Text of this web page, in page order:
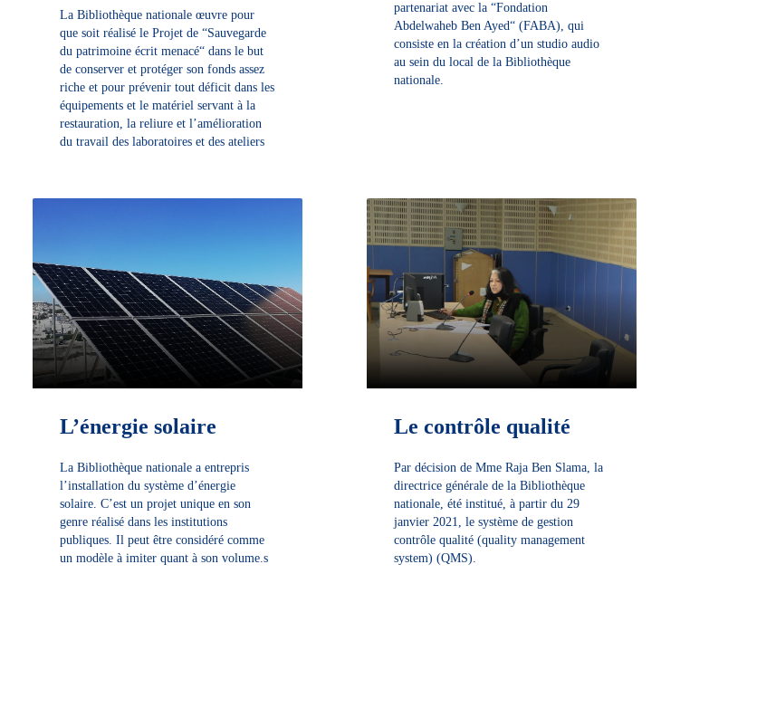
La Bibliothèque nationale œuvre pour
que soit réalisé le Projet de “Sauvegarde
du patrimoine écrit menacé“ dans le but
de conserver et protéger son fonds assez
riche et pour prévenir tout déficit dans les
équipements et le matériel servant à la
restauration, la reliure et l’amélioration
du travail des laboratoires et des ateliers
partenariat avec la “Fondation
Abdelwaheb Ben Ayed“ (FABA), qui
consiste en la création d’un studio audio
au sein du local de la Bibliothèque
nationale.
L’énergie solaire
La Bibliothèque nationale a entrepris
l’installation du système d’énergie
solaire. C’est un projet unique en son
genre réalisé dans les institutions
publiques. Il peut être considéré comme
un modèle à imiter quant à son volume.s
Le contrôle qualité
Par décision de Mme Raja Ben Slama, la
directrice générale de la Bibliothèque
nationale, été institué, à partir du 29
janvier 2021, le système de gestion
contrôle qualité (quality management
system) (QMS).